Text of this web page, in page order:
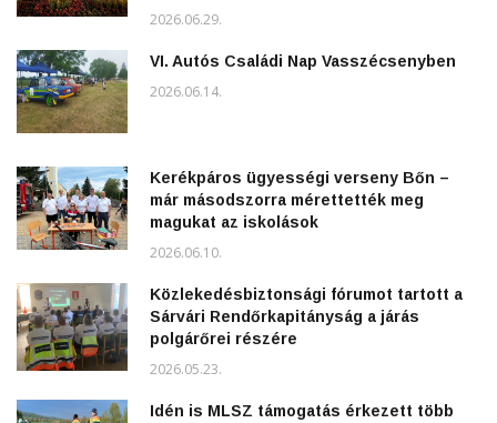
2026.06.29.
VI. Autós Családi Nap Vasszécsenyben
2026.06.14.
Kerékpáros ügyességi verseny Bőn –
már másodszorra mérettették meg
magukat az iskolások
2026.06.10.
Közlekedésbiztonsági fórumot tartott a
Sárvári Rendőrkapitányság a járás
polgárőrei részére
2026.05.23.
Idén is MLSZ támogatás érkezett több